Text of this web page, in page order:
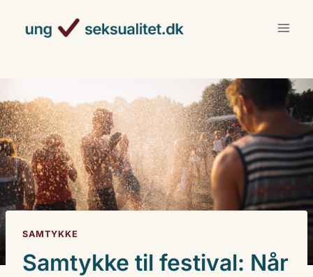
SAMTYKKE
Samtykke til festival: Når